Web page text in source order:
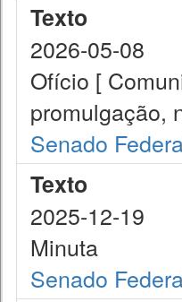
Texto
2026-05-08
Ofício [
promulgação,
Senado
Texto
2025-12-19
Minuta
Senado